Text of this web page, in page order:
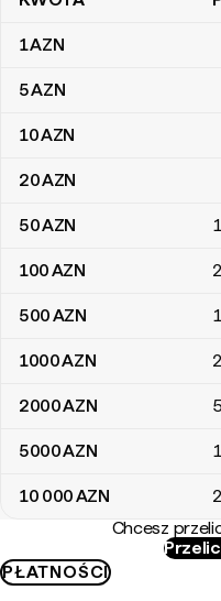
Tabela przeliczeń manata
1AZN
5AZN
10AZN
20AZN
50AZN
100AZN
500AZN
1000AZN
2000AZN
5000AZN
10 000AZN
Chcesz
PŁATNOŚCI